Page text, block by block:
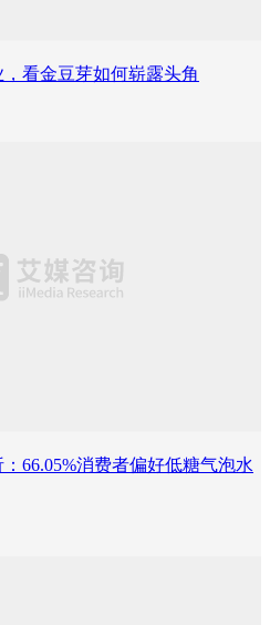
看金豆芽如何崭露头角
66.05%消费者偏好低糖气泡水